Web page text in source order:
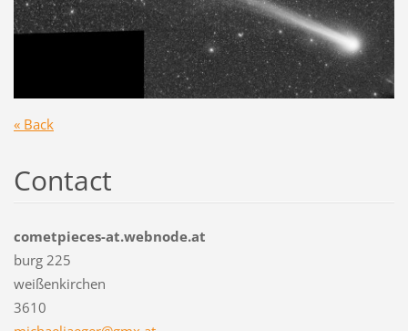
« Back
Contact
cometpieces-at.webnode.at
burg 225
weißenkirchen
3610